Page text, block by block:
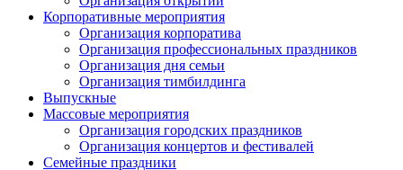
Корпоративные мероприятия
Организация корпоратива
Организация профессиональных праздников
Организация дня семьи
Организация тимбилдинга
Выпускные
Массовые мероприятия
Организация городских праздников
Организация концертов и фестивалей
Семейные праздники